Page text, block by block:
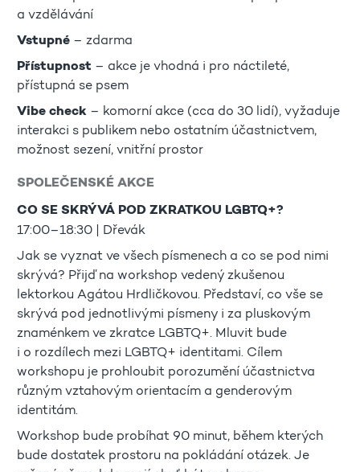
a vzdělávání
Vstupné – zdarma
Přístupnost – akce je vhodná i pro náctileté,
přístupná se psem
Vibe check – komorní akce (cca do 30 lidí), vyžaduje
interakci s publikem nebo ostatním účastnictvem,
možnost sezení, vnitřní prostor
SPOLEČENSKÉ AKCE
CO SE SKRÝVÁ POD ZKRATKOU LGBTQ+?
17:00–18:30 | Dřevák
Jak se vyznat ve všech písmenech a co se pod nimi
skrývá? Přijď na workshop vedený zkušenou
lektorkou Agátou Hrdličkovou. Představí, co vše se
skrývá pod jednotlivými písmeny i za pluskovým
znaménkem ve zkratce LGBTQ+. Mluvit bude
i o rozdílech mezi LGBTQ+ identitami. Cílem
workshopu je prohloubit porozumění účastnictva
různým vztahovým orientacím a genderovým
identitám.
Workshop bude probíhat 90 minut, během kterých
bude dostatek prostoru na pokládání otázek. Je